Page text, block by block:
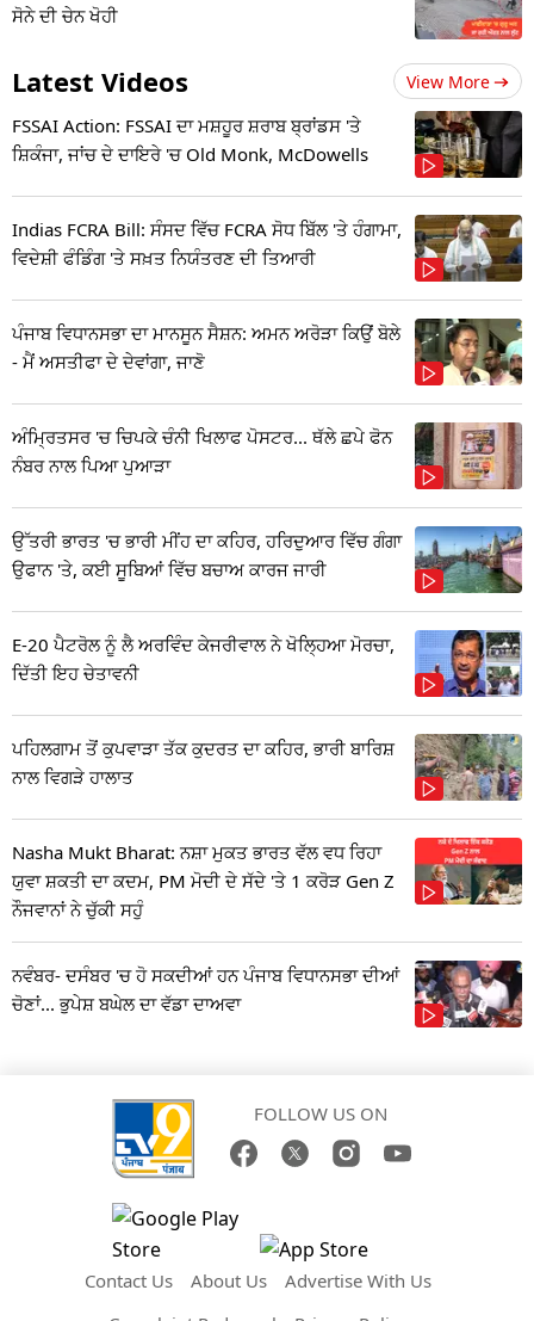
ਸੋਨੇ ਦੀ ਚੇਨ ਖੋਹੀ
Latest Videos View More
FSSAI Action: FSSAI ਦਾ ਮਸ਼ਹੂਰ ਸ਼ਰਾਬ ਬ੍ਰਾਂਡਸ 'ਤੇ
ਸ਼ਿਕੰਜਾ, ਜਾਂਚ ਦੇ ਦਾਇਰੇ 'ਚ Old Monk, McDowells
Indias FCRA Bill: ਸੰਸਦ ਵਿੱਚ FCRA ਸੋਧ ਬਿੱਲ 'ਤੇ ਹੰਗਾਮਾ,
ਵਿਦੇਸ਼ੀ ਫੰਡਿੰਗ 'ਤੇ ਸਖ਼ਤ ਨਿਯੰਤਰਣ ਦੀ ਤਿਆਰੀ
ਪੰਜਾਬ ਵਿਧਾਨਸਭਾ ਦਾ ਮਾਨਸੂਨ ਸੈਸ਼ਨ: ਅਮਨ ਅਰੋੜਾ ਕਿਉਂ ਬੋਲੇ
- ਮੈਂ ਅਸਤੀਫਾ ਦੇ ਦੇਵਾਂਗਾ, ਜਾਣੋ
ਅੰਮ੍ਰਿਤਸਰ 'ਚ ਚਿਪਕੇ ਚੰਨੀ ਖਿਲਾਫ ਪੋਸਟਰ... ਥੱਲੇ ਛਪੇ ਫੋਨ
ਨੰਬਰ ਨਾਲ ਪਿਆ ਪੁਆੜਾ
ਉੱਤਰੀ ਭਾਰਤ 'ਚ ਭਾਰੀ ਮੀਂਹ ਦਾ ਕਹਿਰ, ਹਰਿਦੁਆਰ ਵਿੱਚ ਗੰਗਾ
ਉਫਾਨ 'ਤੇ, ਕਈ ਸੂਬਿਆਂ ਵਿੱਚ ਬਚਾਅ ਕਾਰਜ ਜਾਰੀ
E-20 ਪੈਟਰੋਲ ਨੂੰ ਲੈ ਅਰਵਿੰਦ ਕੇਜਰੀਵਾਲ ਨੇ ਖੋਲ੍ਹਿਆ ਮੋਰਚਾ,
ਦਿੱਤੀ ਇਹ ਚੇਤਾਵਨੀ
ਪਹਿਲਗਾਮ ਤੋਂ ਕੁਪਵਾੜਾ ਤੱਕ ਕੁਦਰਤ ਦਾ ਕਹਿਰ, ਭਾਰੀ ਬਾਰਿਸ਼
ਨਾਲ ਵਿਗੜੇ ਹਾਲਾਤ
Nasha Mukt Bharat: ਨਸ਼ਾ ਮੁਕਤ ਭਾਰਤ ਵੱਲ ਵਧ ਰਿਹਾ
ਯੁਵਾ ਸ਼ਕਤੀ ਦਾ ਕਦਮ, PM ਮੋਦੀ ਦੇ ਸੱਦੇ 'ਤੇ 1 ਕਰੋੜ Gen Z
ਨੌਜਵਾਨਾਂ ਨੇ ਚੁੱਕੀ ਸਹੁੰ
ਨਵੰਬਰ- ਦਸੰਬਰ 'ਚ ਹੋ ਸਕਦੀਆਂ ਹਨ ਪੰਜਾਬ ਵਿਧਾਨਸਭਾ ਦੀਆਂ
ਚੋਣਾਂ... ਭੁਪੇਸ਼ ਬਘੇਲ ਦਾ ਵੱਡਾ ਦਾਅਵਾ
FOLLOW US ON
Contact Us About Us
Advertise With Us